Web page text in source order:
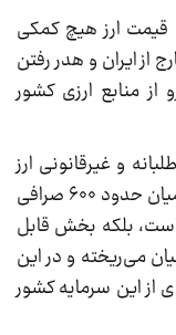
قیمت ارز هیچ کمکی
از ایران و هدر رفتن
و ۲۰ میلیون یورو از منابع ارزی کشور
و غیرقانونی ارز
دریافتی از بانک مرکزی را به جای توزیع در میان حدود ۶۰۰ صرافی
میداده است، بلکه بخش قابل
می‌ریخته و در این
از این سرمایه کشور